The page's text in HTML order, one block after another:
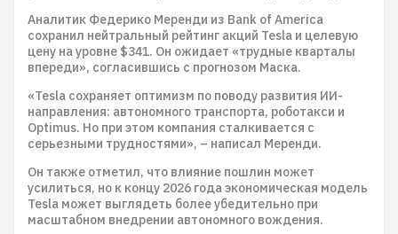
Аналитик Федерико Меренди из Bank of America
сохранил нейтральный рейтинг акций Tesla и целевую
цену на уровне $341. Он ожидает «трудные кварталы
впереди», согласившись с прогнозом Маска.
«Tesla сохраняет оптимизм по поводу развития ИИ-
направления: автономного транспорта, роботакси и
Optimus. Но при этом компания сталкивается с
серьезными трудностями», – написал Меренди.
Он также отметил, что влияние пошлин может
усилиться, но к концу 2026 года экономическая модель
Tesla может выглядеть более убедительно при
масштабном внедрении автономного вождения.